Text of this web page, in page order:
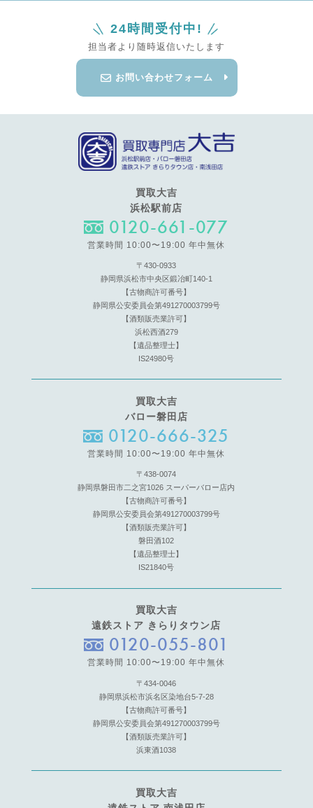
24時間受付中!
担当者より随時返信いたします
お問い合わせフォーム
買取大吉
浜松駅前店
0120-661-077
営業時間 10:00〜19:00 年中無休
〒430-0933
静岡県浜松市中央区鍛冶町140-1
【古物商許可番号】
静岡県公安委員会第491270003799号
【酒類販売業許可】
浜松西酒279
【遺品整理士】
IS24980号
買取大吉
バロー磐田店
0120-666-325
営業時間 10:00〜19:00 年中無休
〒438-0074
静岡県磐田市二之宮1026 スーパーバロー店内
【古物商許可番号】
静岡県公安委員会第491270003799号
【酒類販売業許可】
磐田酒102
【遺品整理士】
IS21840号
買取大吉
遠鉄ストア きらりタウン店
0120-055-801
営業時間 10:00〜19:00 年中無休
〒434-0046
静岡県浜松市浜名区染地台5-7-28
【古物商許可番号】
静岡県公安委員会第491270003799号
【酒類販売業許可】
浜東酒1038
買取大吉